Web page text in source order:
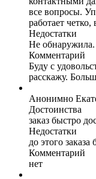
все вопросы.
работает
Недостатки
Не обнаружила.
Комментарий
Буду с
расскажу.
Анонимно
Достоинства
заказ быстро
Недостатки
до этого
Комментарий
нет